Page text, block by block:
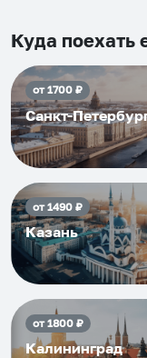
приезжать
Куда поехать
от1700₽
Санкт-
от1490₽
Казань
от1800₽
Калининград